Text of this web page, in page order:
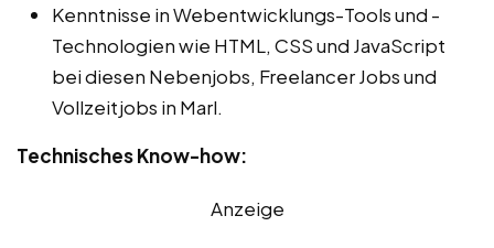
Kenntnisse in Webentwicklungs-Tools und -
Technologien wie HTML, CSS und JavaScript
bei diesen Nebenjobs, Freelancer Jobs und
Vollzeitjobs in Marl.
Technisches Know-how:
Anzeige